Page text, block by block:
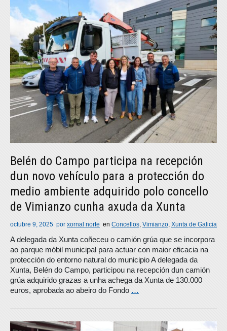
Belén do Campo participa na recepción
dun novo vehículo para a protección do
medio ambiente adquirido polo concello
de Vimianzo cunha axuda da Xunta
octubre 9, 2025 por xornal norte en Concellos, Vimianzo, Xunta de Galicia
A delegada da Xunta coñeceu o camión grúa que se incorpora
ao parque móbil municipal para actuar con maior eficacia na
protección do entorno natural do municipio A delegada da
Xunta, Belén do Campo, participou na recepción dun camión
grúa adquirido grazas a unha achega da Xunta de 130.000
euros, aprobada ao abeiro do Fondo …